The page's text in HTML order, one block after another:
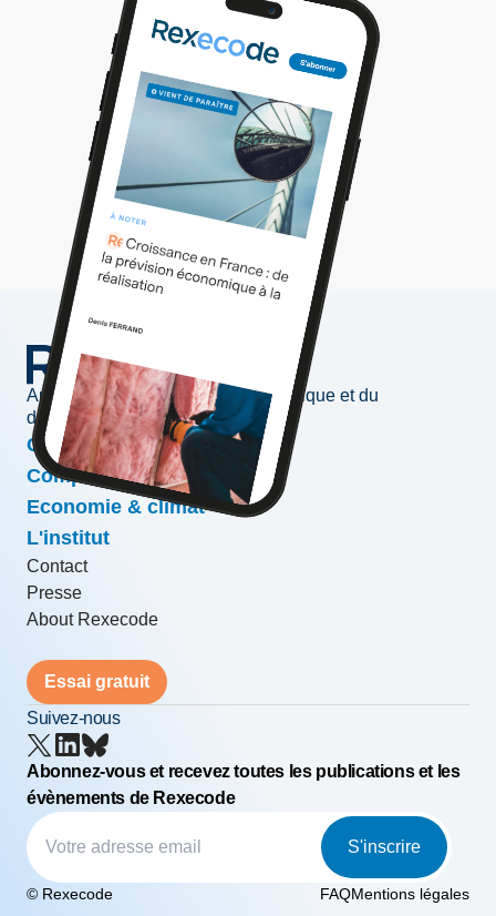
Au service de l'information économique et du
développement des entreprises
Conjoncture & prévisions
Compétitivité & croissance
Economie & climat
L'institut
Contact
Presse
About Rexecode
Essai gratuit
Suivez-nous
Abonnez-vous et recevez toutes les publications et les
évènements de Rexecode
S'inscrire
© Rexecode FAQMentions légales